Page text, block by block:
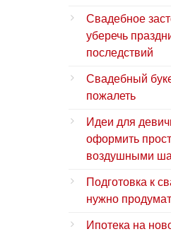
Свадебное
уберечь
последствий
Свадебный
пожалеть
Идеи для
оформить
воздушными
Подготовка к
нужно
Ипотека на